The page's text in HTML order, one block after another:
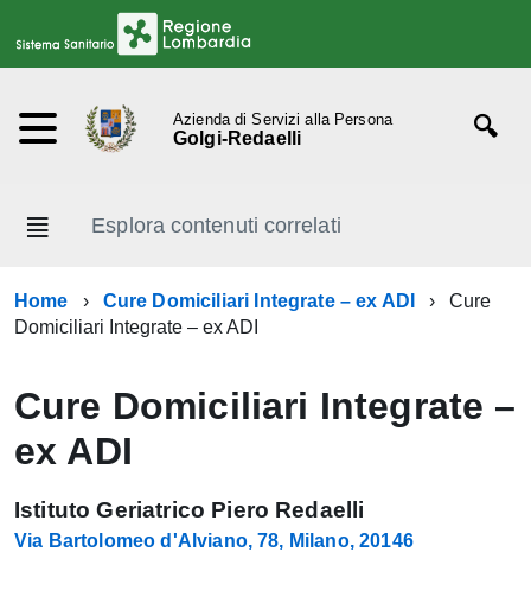
Azienda di Servizi alla Persona
Golgi-Redaelli
Esplora contenuti correlati
Home Cure Domiciliari Integrate – ex ADI
Cure
Domiciliari Integrate – ex ADI
Cure Domiciliari Integrate –
ex ADI
Istituto Geriatrico Piero Redaelli
Via Bartolomeo d'Alviano, 78, Milano, 20146